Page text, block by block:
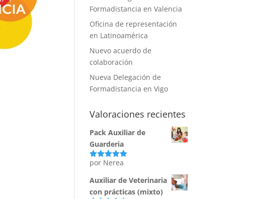
Formadistancia en Valencia
Oficina de representación
en Latinoamérica
Nuevo acuerdo de
colaboración
Nueva Delegación de
Formadistancia en Vigo
Valoraciones recientes
Pack Auxiliar de
Guarderia
Valorado
por Nerea
Auxiliar de Veterinaria
con prácticas (mixto)